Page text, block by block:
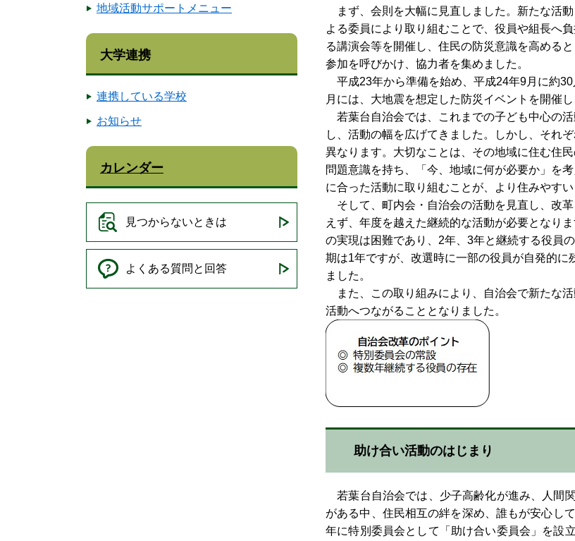
まず、会則を大幅に見直しました。新たな活
よる委員により取り組むことで、役員や組長へ
る講演会等を開催し、住民の防災意識を高める
参加を呼びかけ、協力者を集めました。​
平成23年から準備を始め、平成24年9月に約
月には、大地震を想定した防災イベントを開催
若葉台自治会では、これまでの子ども中心の
し、活動の幅を広げてきました。しかし、それ
異なります。大切なことは、その地域に住む住
問題意識を持ち、「今、地域に何が必要か」を
に合った活動に取り組むことが、より住みやす
そして、町内会・自治会の活動を見直し、改
えず、年度を越えた継続的な活動が必要となり
の実現は困難であり、2年、3年と継続する役員
期は1年ですが、改選時に一部の役員が自発的
ました。
また、この取り組みにより、自治会で新たな
活動へつながることとなりました。
助け合い活動のはじまり
若葉台自治会では、少子高齢化が進み、人間
がある中、住民相互の絆を深め、誰もが安心し
年に特別委員会として「助け合い委員会」を設
地域活動サポートメニュー
大学連携
連携している学校
お知らせ
カレンダー
見つからないときは
よくある質問と回答